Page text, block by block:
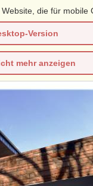
die für mobile
Version
mehr anzeigen